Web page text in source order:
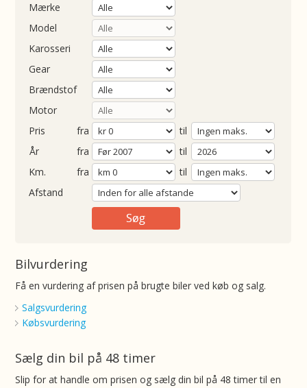
Mærke
Model
Karosseri
Gear
Brændstof
Motor
Pris
fra
til
fra
til
fra
til
Afstand
Bilvurdering
Få en vurdering af prisen på brugte biler ved køb og salg.
Salgsvurdering
Købsvurdering
Sælg din bil på 48 timer
Slip for at handle om prisen og sælg din bil på 48 timer til en